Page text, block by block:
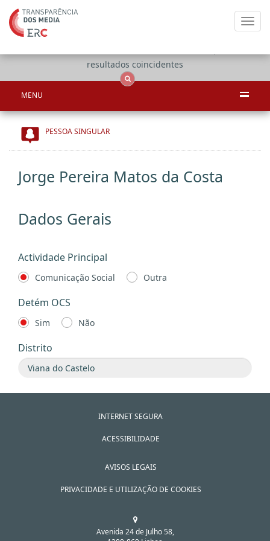
resultados coincidentes
MENU
PESSOA SINGULAR
Jorge Pereira Matos da Costa
Dados Gerais
Actividade Principal
Comunicação Social Outra
Detém OCS
Sim Não
Distrito
INTERNET SEGURA
ACESSIBILIDADE
AVISOS LEGAIS
PRIVACIDADE E UTILIZAÇÃO DE COOKIES
Avenida 24 de Julho 58,